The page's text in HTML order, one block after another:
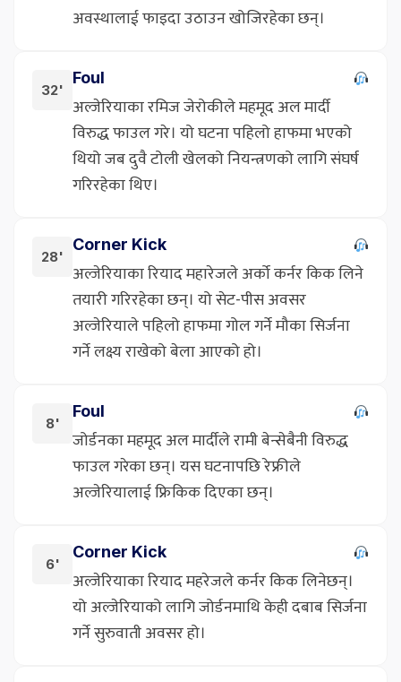
अवस्थालाई फाइदा उठाउन खोजिरहेका छन्।
32'
Foul
अल्जेरियाका रमिज जेरोकीले महमूद अल मार्दी
विरुद्ध फाउल गरे। यो घटना पहिलो हाफमा भएको
थियो जब दुवै टोली खेलको नियन्त्रणको लागि संघर्ष
गरिरहेका थिए।
28'
Corner Kick
अल्जेरियाका रियाद महारेजले अर्को कर्नर किक लिने
तयारी गरिरहेका छन्। यो सेट-पीस अवसर
अल्जेरियाले पहिलो हाफमा गोल गर्ने मौका सिर्जना
गर्ने लक्ष्य राखेको बेला आएको हो।
8'
Foul
जोर्डनका महमूद अल मार्दीले रामी बेन्सेबैनी विरुद्ध
फाउल गरेका छन्। यस घटनापछि रेफ्रीले
अल्जेरियालाई फ्रिकिक दिएका छन्।
6'
Corner Kick
अल्जेरियाका रियाद महरेजले कर्नर किक लिनेछन्।
यो अल्जेरियाको लागि जोर्डनमाथि केही दबाब सिर्जना
गर्ने सुरुवाती अवसर हो।